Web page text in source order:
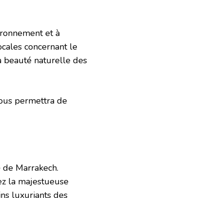
et à
concernant le
beauté naturelle des
permettra de
Marrakech.
la majestueuse
luxuriants des